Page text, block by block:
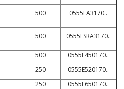
500 0555EA3170..
500 0555ESRA3170..
500
0555E450170..
250
0555E520170..
250
0555E650170..